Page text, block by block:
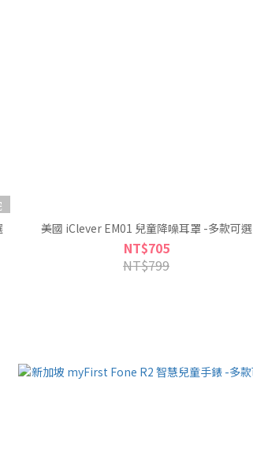
美國 iClever EM01 兒童降噪耳罩 -多款可選
NT$705
NT$799